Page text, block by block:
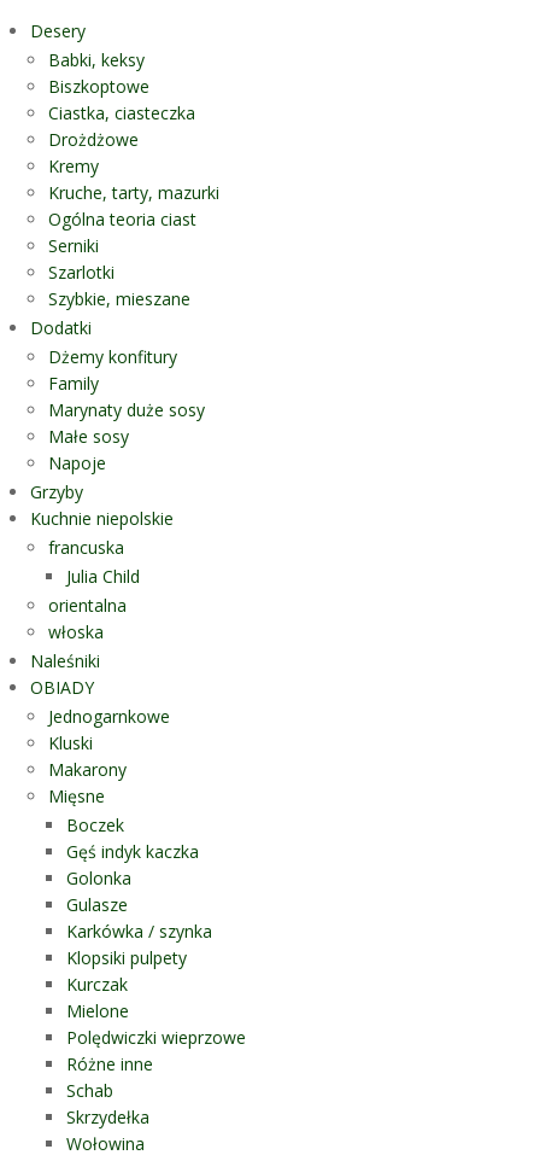
Desery
Babki, keksy
Biszkoptowe
Ciastka, ciasteczka
Drożdżowe
Kremy
Kruche, tarty, mazurki
Ogólna teoria ciast
Serniki
Szarlotki
Szybkie, mieszane
Dodatki
Dżemy konfitury
Family
Marynaty duże sosy
Małe sosy
Napoje
Grzyby
Kuchnie niepolskie
francuska
Julia Child
orientalna
włoska
Naleśniki
OBIADY
Jednogarnkowe
Kluski
Makarony
Mięsne
Boczek
Gęś indyk kaczka
Golonka
Gulasze
Karkówka / szynka
Klopsiki pulpety
Kurczak
Mielone
Polędwiczki wieprzowe
Różne inne
Schab
Skrzydełka
Wołowina